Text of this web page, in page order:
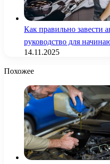
Как правильно завести
руководство для
14.11.2025
Похожее